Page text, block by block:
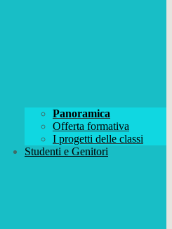
Panoramica
Offerta formativa
I progetti delle classi
Studenti e Genitori